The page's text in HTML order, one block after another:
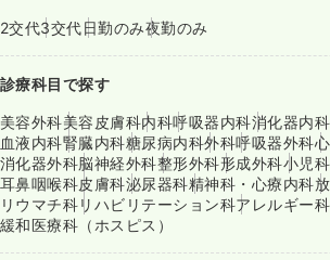
2交代3交代日勤のみ夜勤のみ
診療科目で探す
美容外科美容皮膚科内科呼吸器内科消化器内科
血液内科腎臓内科糖尿病内科外科呼吸器外科
消化器外科脳神経外科整形外科形成外科小児科
耳鼻咽喉科皮膚科泌尿器科精神科・心療内科
リウマチ科リハビリテーション科アレルギー科
緩和医療科（ホスピス）